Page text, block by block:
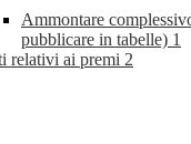
Ammontare
pubblicare in tabelle) 1
relativi ai premi 2